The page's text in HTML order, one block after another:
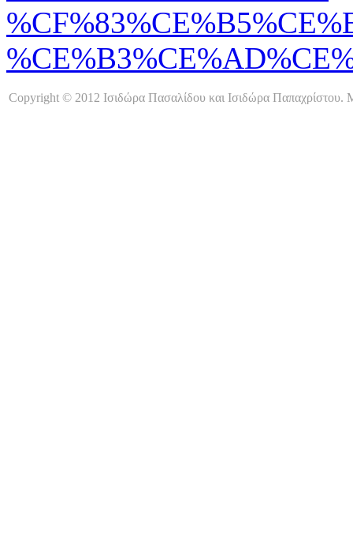
Copyright © 2012 Ισιδώρα Πασαλίδου και Ισιδώρα Παπαχρίστου.